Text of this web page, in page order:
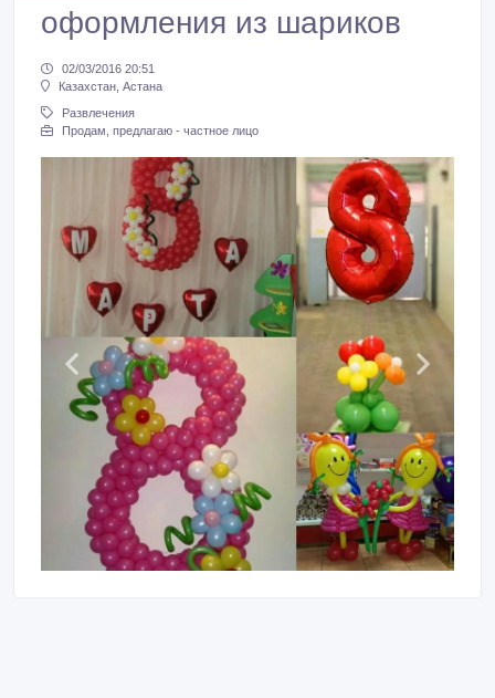
оформления из шариков
02/03/2016 20:51
Казахстан, Астана
Развлечения
Продам, предлагаю - частное лицо